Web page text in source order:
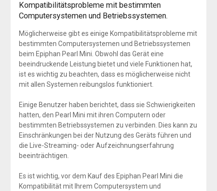
Kompatibilitätsprobleme mit bestimmten
Computersystemen und Betriebssystemen.
Möglicherweise gibt es einige Kompatibilitätsprobleme mit
bestimmten Computersystemen und Betriebssystemen
beim Epiphan Pearl Mini. Obwohl das Gerät eine
beeindruckende Leistung bietet und viele Funktionen hat,
ist es wichtig zu beachten, dass es möglicherweise nicht
mit allen Systemen reibungslos funktioniert.
Einige Benutzer haben berichtet, dass sie Schwierigkeiten
hatten, den Pearl Mini mit ihren Computern oder
bestimmten Betriebssystemen zu verbinden. Dies kann zu
Einschränkungen bei der Nutzung des Geräts führen und
die Live-Streaming- oder Aufzeichnungserfahrung
beeinträchtigen.
Es ist wichtig, vor dem Kauf des Epiphan Pearl Mini die
Kompatibilität mit Ihrem Computersystem und